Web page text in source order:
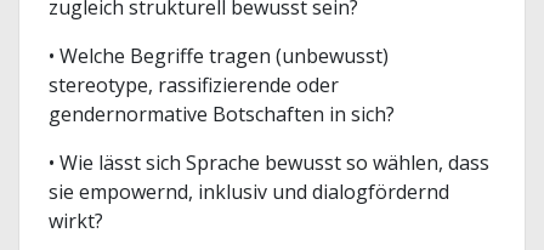
zugleich strukturell bewusst sein?
• Welche Begriffe tragen (unbewusst)
stereotype, rassifizierende oder
gendernormative Botschaften in sich?
• Wie lässt sich Sprache bewusst so wählen, dass
sie empowernd, inklusiv und dialogfördernd
wirkt?